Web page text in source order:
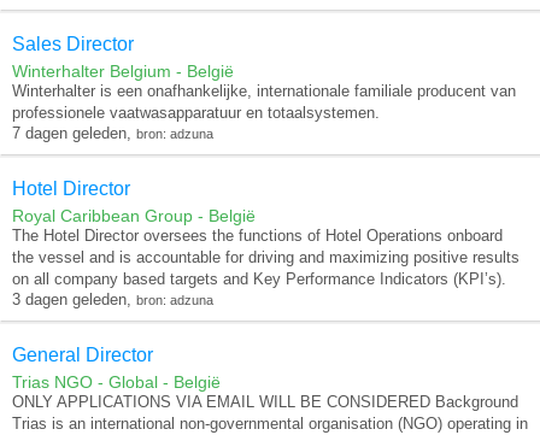
Sales Director
Winterhalter Belgium - België
Winterhalter is een onafhankelijke, internationale familiale producent van
professionele vaatwasapparatuur en totaalsystemen.
7 dagen geleden, bron: adzuna
Hotel Director
Royal Caribbean Group - België
The Hotel Director oversees the functions of Hotel Operations onboard
the vessel and is accountable for driving and maximizing positive results
on all company based targets and Key Performance Indicators (KPI’s).
3 dagen geleden, bron: adzuna
General Director
Trias NGO - Global - België
ONLY APPLICATIONS VIA EMAIL WILL BE CONSIDERED Background
Trias is an international non-governmental organisation (NGO) operating in